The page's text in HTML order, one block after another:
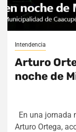
Intendencia
Arturo
noche de
En una jornada
Arturo Ortega,